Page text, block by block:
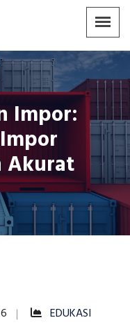
Impor:
Akurat
EDUKASI